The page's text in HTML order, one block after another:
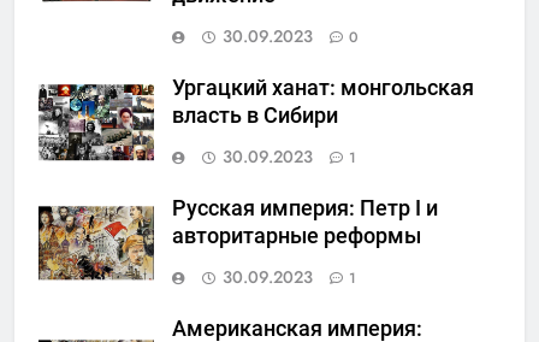
30.09.2023
0
Ургацкий ханат: монгольская
власть в Сибири
30.09.2023
1
Русская империя: Петр I и
авторитарные реформы
30.09.2023
1
Американская империя: